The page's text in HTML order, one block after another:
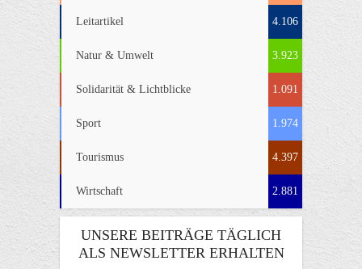
Leitartikel 4.106
Natur & Umwelt 3.923
Solidarität & Lichtblicke 1.091
Sport 1.974
Tourismus 4.397
Wirtschaft 2.881
UNSERE BEITRÄGE TÄGLICH
ALS NEWSLETTER ERHALTEN